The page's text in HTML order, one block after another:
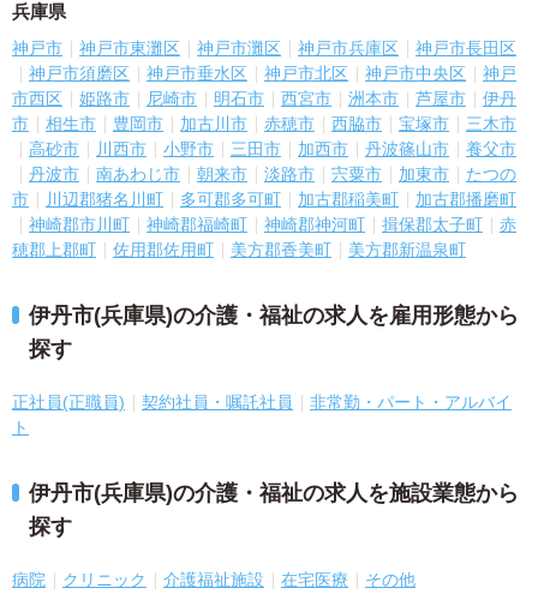
兵庫県
神戸市 神戸市東灘区 神戸市灘区 神戸市兵庫区
神戸市長田区
神戸市須磨区
神戸市垂水区 神戸市北区 神戸市中央区
神戸
市西区
姫路市 尼崎市 明石市 西宮市 洲本市 芦屋市
伊丹
市
相生市 豊岡市 加古川市 赤穂市 西脇市 宝塚市
三木市
高砂市
川西市 小野市 三田市 加西市 丹波篠山市
養父市
丹波市
南あわじ市 朝来市 淡路市 宍粟市 加東市
たつの
市
川辺郡猪名川町 多可郡多可町 加古郡稲美町
加古郡播磨町
神崎郡市川町
神崎郡福崎町 神崎郡神河町 揖保郡太子町
赤
穂郡上郡町
佐用郡佐用町 美方郡香美町 美方郡新温泉町
伊丹市(兵庫県)の介護・福祉の求人を雇用形態から
探す
正社員(正職員) 契約社員・嘱託社員
非常勤・パート・アルバイ
ト
伊丹市(兵庫県)の介護・福祉の求人を施設業態から
探す
病院 クリニック 介護福祉施設 在宅医療 その他